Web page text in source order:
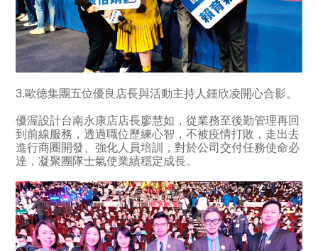
3.歐德集團五位優良店長與活動主持人鍾欣凌開心合影。
優渥設計台南永康店店長廖慧如，從業務至後勤管理再回
到前線服務，透過職位歷練心智，不被疫情打敗，走出去
進行商圈開發、強化人員培訓，對於公司交付任務使命必
達，凝聚團隊士氣使業績穩定成長。